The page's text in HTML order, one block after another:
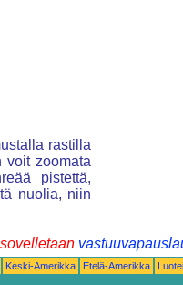
rastilla
voit zoomata
pistettä,
nuolia, niin
Keski-Amerikka Etelä-Amerikka